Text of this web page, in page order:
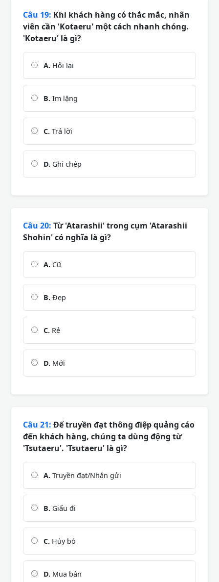
Câu 19: Khi khách hàng có thắc mắc, nhân
viên cần 'Kotaeru' một cách nhanh chóng.
'Kotaeru' là gì?
A. Hỏi lại
B. Im lặng
C. Trả lời
D. Ghi chép
Câu 20: Từ 'Atarashii' trong cụm 'Atarashii
Shohin' có nghĩa là gì?
A. Cũ
B. Đẹp
C. Rẻ
D. Mới
Câu 21: Để truyền đạt thông điệp quảng cáo
đến khách hàng, chúng ta dùng động từ
'Tsutaeru'. 'Tsutaeru' là gì?
A. Truyền đạt/Nhắn gửi
B. Giấu đi
C. Hủy bỏ
D. Mua bán